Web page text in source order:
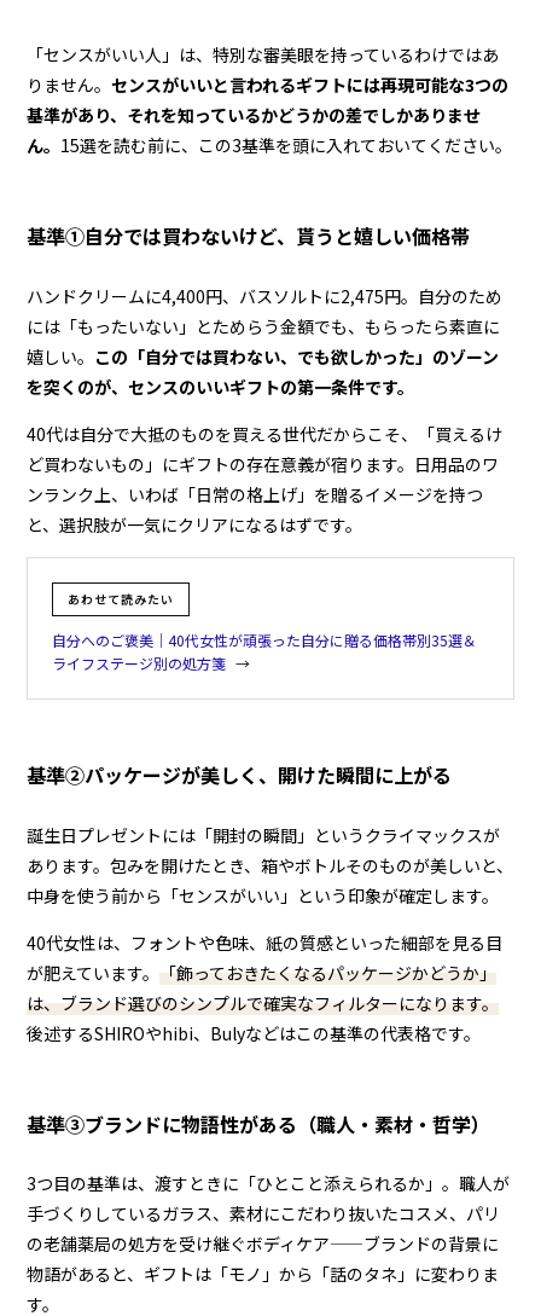
「センスがいい人」は、特別な審美眼を持っているわけではあ
りません。センスがいいと言われるギフトには再現可能な3つの
基準があり、それを知っているかどうかの差でしかありませ
ん。 15選を読む前に、この3基準を頭に入れておいてください。
基準①自分では買わないけど、貰うと嬉しい価格帯
ハンドクリームに4,400円、バスソルトに2,475円。自分のため
には「もったいない」とためらう金額でも、もらったら素直に
嬉しい。 この「自分では買わない、でも欲しかった」のゾーン
を突くのが、センスのいいギフトの第一条件です。
40代は自分で大抵のものを買える世代だからこそ、「買えるけ
ど買わないもの」にギフトの存在意義が宿ります。日用品のワ
ンランク上、いわば「日常の格上げ」を贈るイメージを持つ
と、選択肢が一気にクリアになるはずです。
あわせて読みたい
自分へのご褒美｜40代女性が頑張った自分に贈る価格帯別35選＆
ライフステージ別の処方箋
基準②パッケージが美しく、開けた瞬間に上がる
誕生日プレゼントには「開封の瞬間」というクライマックスが
あります。包みを開けたとき、箱やボトルそのものが美しいと、
中身を使う前から「センスがいい」という印象が確定します。
40代女性は、フォントや色味、紙の質感といった細部を見る目
が肥えています。「飾っておきたくなるパッケージかどうか」
は、ブランド選びのシンプルで確実なフィルターになります。
後述するSHIROやhibi、Bulyなどはこの基準の代表格です。
基準③ブランドに物語性がある（職人・素材・哲学）
3つ目の基準は、渡すときに「ひとこと添えられるか」。職人が
手づくりしているガラス、素材にこだわり抜いたコスメ、パリ
の老舗薬局の処方を受け継ぐボディケア——ブランドの背景に
物語があると、ギフトは「モノ」から「話のタネ」に変わりま
す。